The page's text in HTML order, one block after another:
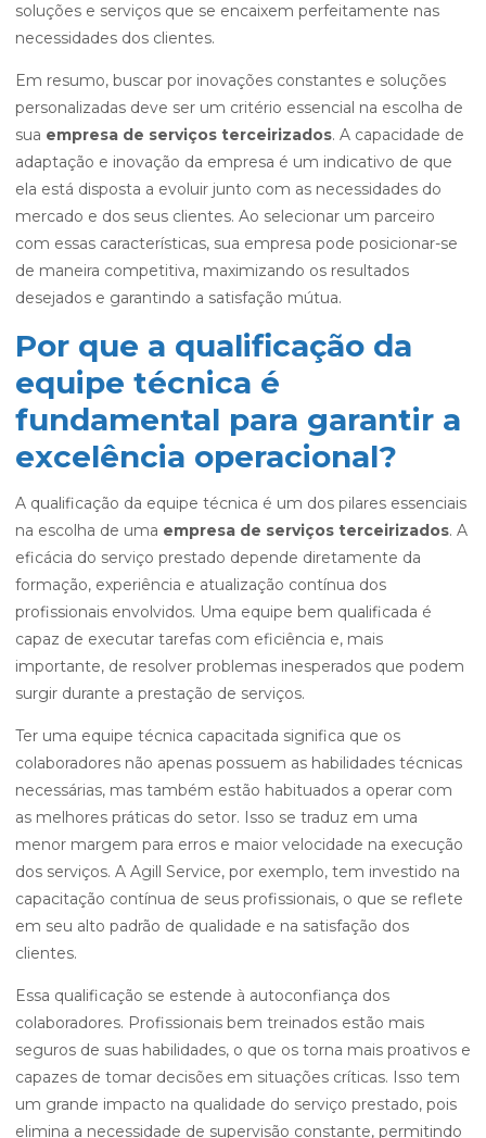
soluções e serviços que se encaixem perfeitamente nas
necessidades dos clientes.
Em resumo, buscar por inovações constantes e soluções
personalizadas deve ser um critério essencial na escolha de
sua empresa de serviços terceirizados. A capacidade de
adaptação e inovação da empresa é um indicativo de que
ela está disposta a evoluir junto com as necessidades do
mercado e dos seus clientes. Ao selecionar um parceiro
com essas características, sua empresa pode posicionar-se
de maneira competitiva, maximizando os resultados
desejados e garantindo a satisfação mútua.
Por que a qualificação da
equipe técnica é
fundamental para garantir a
excelência operacional?
A qualificação da equipe técnica é um dos pilares essenciais
na escolha de uma empresa de serviços terceirizados. A
eficácia do serviço prestado depende diretamente da
formação, experiência e atualização contínua dos
profissionais envolvidos. Uma equipe bem qualificada é
capaz de executar tarefas com eficiência e, mais
importante, de resolver problemas inesperados que podem
surgir durante a prestação de serviços.
Ter uma equipe técnica capacitada significa que os
colaboradores não apenas possuem as habilidades técnicas
necessárias, mas também estão habituados a operar com
as melhores práticas do setor. Isso se traduz em uma
menor margem para erros e maior velocidade na execução
dos serviços. A Agill Service, por exemplo, tem investido na
capacitação contínua de seus profissionais, o que se reflete
em seu alto padrão de qualidade e na satisfação dos
clientes.
Essa qualificação se estende à autoconfiança dos
colaboradores. Profissionais bem treinados estão mais
seguros de suas habilidades, o que os torna mais proativos e
capazes de tomar decisões em situações críticas. Isso tem
um grande impacto na qualidade do serviço prestado, pois
elimina a necessidade de supervisão constante, permitindo